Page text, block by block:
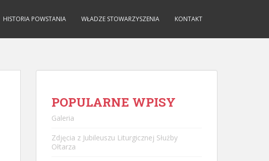
HISTORIA POWSTANIA WŁADZE STOWARZYSZENIA KONTAKT
POPULARNE WPISY
Galeria
Zdjęcia z Jubileuszu Liturgicznej Służby
Ołtarza